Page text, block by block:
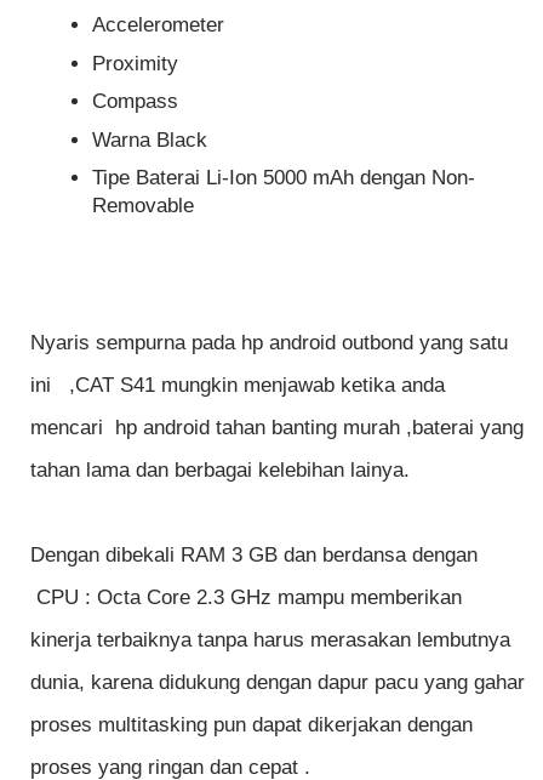
Accelerometer
Proximity
Compass
Warna Black
Tipe Baterai Li-Ion 5000 mAh dengan Non-
Removable
Nyaris sempurna pada hp android outbond yang satu
ini ,CAT S41 mungkin menjawab ketika anda
mencari hp android tahan banting murah ,baterai yang
tahan lama dan berbagai kelebihan lainya.
Dengan dibekali RAM 3 GB dan berdansa dengan
CPU : Octa Core 2.3 GHz mampu memberikan
kinerja terbaiknya tanpa harus merasakan lembutnya
dunia, karena didukung dengan dapur pacu yang gahar
proses multitasking pun dapat dikerjakan dengan
proses yang ringan dan cepat .